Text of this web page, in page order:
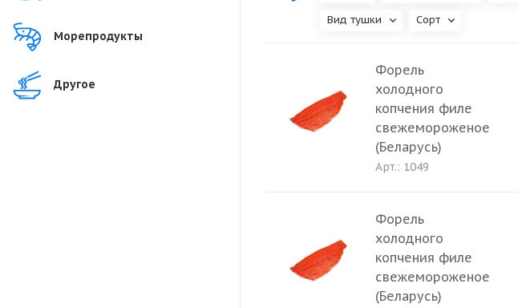
Морепродукты
Другое
Вид тушки Сорт
Форель
холодного
копчения филе
свежемороженое
(Беларусь)
Арт.: 1049
Форель
холодного
копчения филе
свежемороженое
(Беларусь)